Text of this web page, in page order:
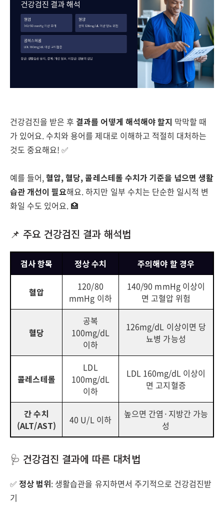
건강검진을 받은 후 결과를 어떻게 해석해야 할지 막막할 때
가 있어요. 수치와 용어를 제대로 이해하고 적절히 대처하는
것도 중요해요! ✅
예를 들어,혈압, 혈당, 콜레스테롤 수치가 기준을 넘으면 생활
습관 개선이 필요해요. 하지만 일부 수치는 단순한 일시적 변
화일 수도 있어요. 🏥
📌 주요 건강검진 결과 해석법
검사 항목 정상 수치 주의해야 할 경우
혈압
120/80
mmHg 이하
140/90 mmHg 이상이
면 고혈압 위험
혈당
공복
100mg/dL
이하
126mg/dL 이상이면 당
뇨병 가능성
콜레스테롤
LDL
100mg/dL
이하
LDL 160mg/dL 이상이
면 고지혈증
간 수치
(ALT/AST)
40 U/L 이하
높으면 간염·지방간 가능
성
🩺 건강검진 결과에 따른 대처법
✅ 정상 범위: 생활습관을 유지하면서 주기적으로 건강검진받
기